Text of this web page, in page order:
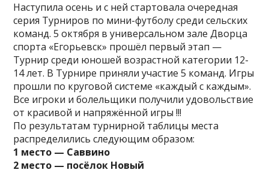
Наступила осень и с ней стартовала очередная
серия Турниров по мини-футболу среди сельских
команд. 5 октября в универсальном зале Дворца
спорта «Егорьевск» прошёл первый этап —
Турнир среди юношей возрастной категории 12-
14 лет. В Турнире приняли участие 5 команд. Игры
прошли по круговой системе «каждый с каждым».
Все игроки и болельщики получили удовольствие
от красивой и напряжённой игры !!!
По результатам турнирной таблицы места
распределились следующим образом:
1 место — Саввино
2 место — посёлок Новый